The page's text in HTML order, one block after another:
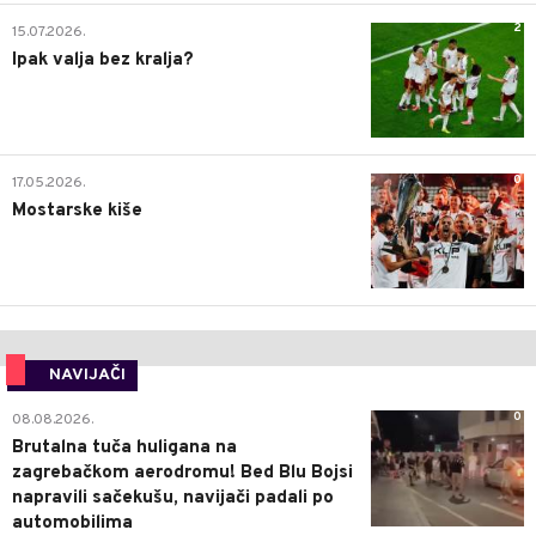
2
15.07.2026.
Ipak valja bez kralja?
0
17.05.2026.
Mostarske kiše
NAVIJAČI
0
08.08.2026.
Brutalna tuča huligana na
zagrebačkom aerodromu! Bed Blu Bojsi
napravili sačekušu, navijači padali po
automobilima